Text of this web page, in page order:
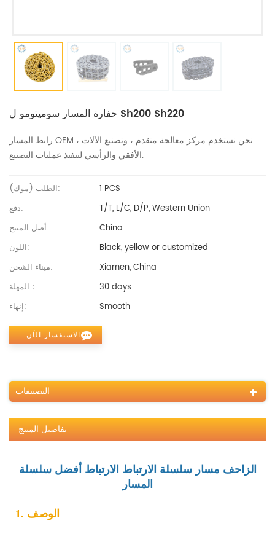
حفارة المسار سوميتومو ل Sh200 Sh220
رابط المسار OEM ، نحن نستخدم مركز معالجة متقدم ، وتصنيع الآلات
الأفقي والرأسي لتنفيذ عمليات التصنيع.
الطلب (موك):
1 PCS
دفع:
T/T, L/C, D/P, Western Union
أصل المنتج:
China
اللون:
Black, yellow or customized
ميناء الشحن:
Xiamen, China
المهلة：
30 days
إنهاء:
Smooth
الاستفسار الآن
التصنيفات
تفاصيل المنتج
الزاحف مسار سلسلة الارتباط الارتباط أفضل سلسلة
المسار
1. الوصف